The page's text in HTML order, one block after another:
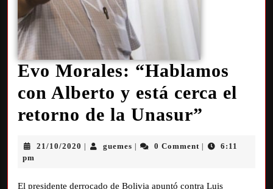
Evo Morales: “Hablamos
con Alberto y está cerca el
retorno de la Unasur”
21/10/2020 guemes 0 Comment
6:11
pm
El presidente derrocado de Bolivia apuntó contra Luis